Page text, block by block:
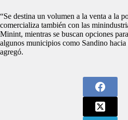
“Se destina un volumen a la venta a la
comercializa también con las
Minint, mientras se buscan opciones
algunos municipios como Sandino
agregó.